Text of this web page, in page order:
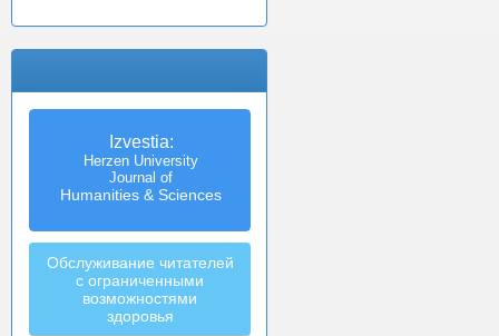
Izvestia:
Herzen University
Journal of
Humanities & Sciences
Обслуживание читателей
с ограниченными
возможностями
здоровья